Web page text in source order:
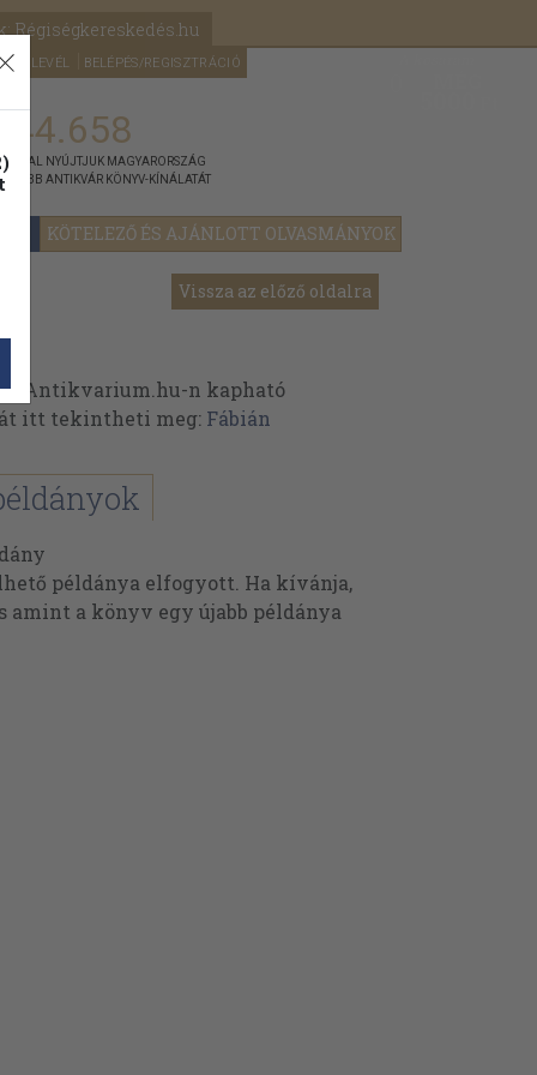
Régiségkereskedés.hu
HÍRLEVÉL BELÉPÉS/REGISZTRÁCIÓ
KÖTELEZŐ ÉS AJÁNLOTT OLVASMÁNYOK
NYÚJTJUK MAGYARORSZÁG
ANTIKVÁR KÖNYV-KÍNÁLATÁT
Vissza az előző oldalra
Antikvarium.hu-n kapható
itt tekintheti meg: Fábián
példánya elfogyott. Ha kívánja,
amint a könyv egy újabb példánya